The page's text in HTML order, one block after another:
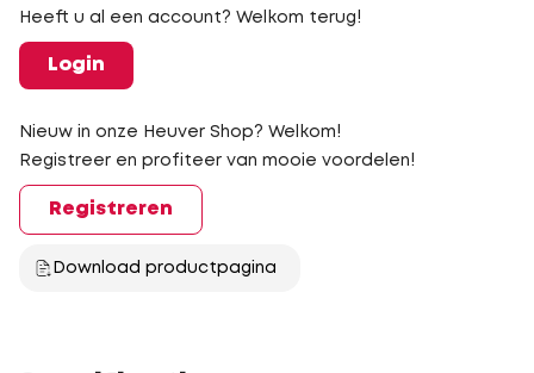
Heeft u al een account? Welkom terug!
Login
Nieuw in onze Heuver Shop? Welkom!
Registreer en profiteer van mooie voordelen!
Registreren
Download productpagina